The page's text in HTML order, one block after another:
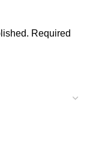
Required